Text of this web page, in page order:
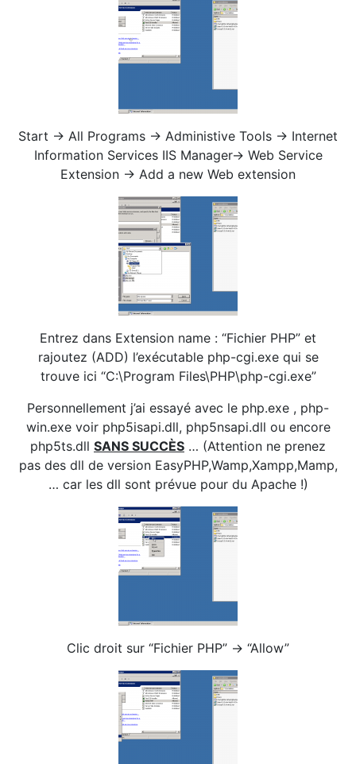
Start -> All Programs -> Administive Tools -> Internet
Information Services IIS Manager-> Web Service
Extension -> Add a new Web extension
Entrez dans Extension name : “Fichier PHP” et
rajoutez (ADD) l’exécutable php-cgi.exe qui se
trouve ici “C:\Program Files\PHP\php-cgi.exe”
Personnellement j’ai essayé avec le php.exe , php-
win.exe voir php5isapi.dll, php5nsapi.dll ou encore
php5ts.dll SANS SUCCÈS … (Attention ne prenez
pas des dll de version EasyPHP,Wamp,Xampp,Mamp,
… car les dll sont prévue pour du Apache !)
Clic droit sur “Fichier PHP” -> “Allow”